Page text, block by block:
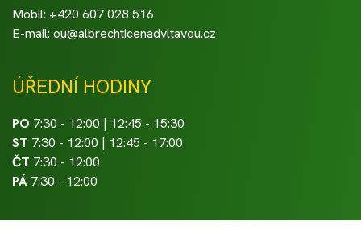
Mobil: +420 607 028 516
E-mail: ou@albrechticenadvltavou.cz
ÚŘEDNÍ HODINY
PO 7:30 - 12:00 | 12:45 - 15:30
ST 7:30 - 12:00 | 12:45 - 17:00
ČT 7:30 - 12:00
PÁ 7:30 - 12:00